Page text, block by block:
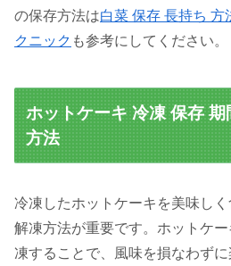
の保存方法は白菜 保存 長持ち 方
クニック も参考にしてください。
ホットケーキ 冷凍 保存
方法
冷凍したホットケーキを美味し
解凍方法が重要です。ホットケ
凍することで、風味を損なわずに